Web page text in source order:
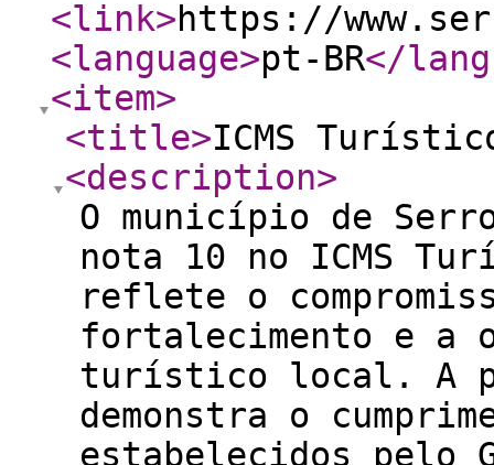
<link>https://
<language>pt-BR</
<item>
<title>ICMS
<description>
O município de
nota 10 no ICMS
reflete o
fortalecimento e a
turístico local. A
demonstra o
estabelecidos pelo